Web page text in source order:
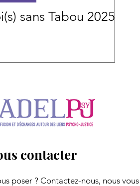
sans Tabou 2025
contacter
poser ? Contactez-nous, nous